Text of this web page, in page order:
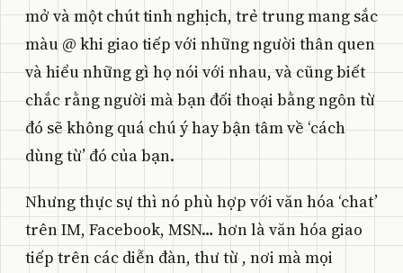
mở và một chút tinh nghịch, trẻ trung mang sắc
màu @ khi giao tiếp với những người thân quen
và hiểu những gì họ nói với nhau, và cũng biết
chắc rằng người mà bạn đối thoại bằng ngôn từ
đó sẽ không quá chú ý hay bận tâm về ‘cách
dùng từ’ đó của bạn.
Nhưng thực sự thì nó phù hợp với văn hóa ‘chat’
trên IM, Facebook, MSN… hơn là văn hóa giao
tiếp trên các diễn đàn, thư từ , nơi mà mọi